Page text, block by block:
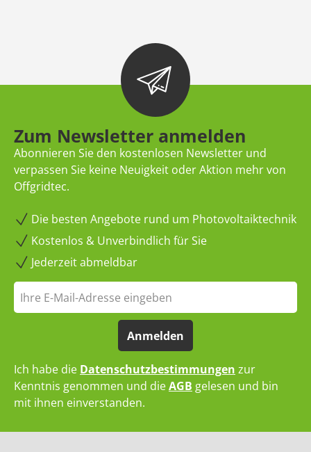
Zum Newsletter anmelden
Abonnieren Sie den kostenlosen Newsletter und
verpassen Sie keine Neuigkeit oder Aktion mehr von
Offgridtec.
Die besten Angebote rund um Photovoltaiktechnik
Kostenlos & Unverbindlich für Sie
Jederzeit abmeldbar
Anmelden
Ich habe die Datenschutzbestimmungen zur
Kenntnis genommen und dieAGB gelesen und bin
mit ihnen einverstanden.